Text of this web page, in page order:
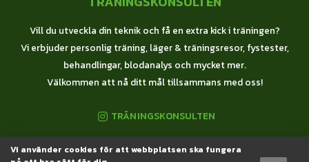
Vill du utveckla din teknik och få en extra kick i träningen?
Vi erbjuder personlig träning, läger & träningsresor, fystester,
behandlingar, blodanalys och mycket mer.
Välkommen att nå ditt mål tillsammans med oss!
TRÄNINGSKONSULTEN
© 2020 Träningskonsulten All Rights Reserved
Vi använder cookies för att webbplatsen ska fungera